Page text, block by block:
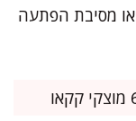
מסיבת הפתעה